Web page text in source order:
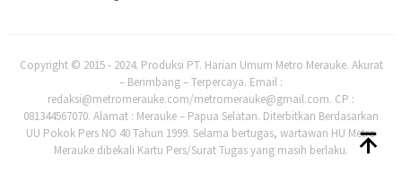
Copyright © 2015 - 2024. Produksi PT. Harian Umum Metro Merauke. Akurat
– Berimbang – Terpercaya. Email :
redaksi@metromerauke.com/metromerauke@gmail.com. CP :
081344567070. Alamat : Merauke – Papua Selatan. Diterbitkan Berdasarkan
UU Pokok Pers NO 40 Tahun 1999. Selama bertugas, wartawan HU Metro
Merauke dibekali Kartu Pers/Surat Tugas yang masih berlaku.